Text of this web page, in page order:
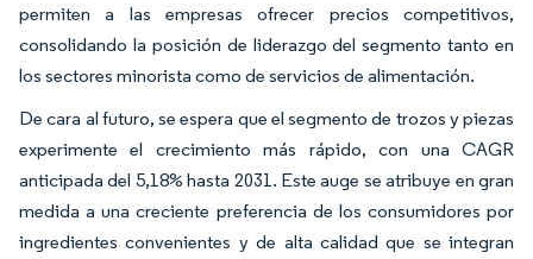
permiten a las empresas ofrecer precios competitivos,
consolidando la posición de liderazgo del segmento tanto en
los sectores minorista como de servicios de alimentación.
De cara al futuro, se espera que el segmento de trozos y piezas
experimente el crecimiento más rápido, con una CAGR
anticipada del 5,18% hasta 2031. Este auge se atribuye en gran
medida a una creciente preferencia de los consumidores por
ingredientes convenientes y de alta calidad que se integran